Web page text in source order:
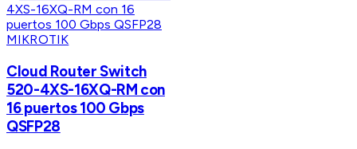
MIKROTIK
Cloud Router Switch
520-4XS-16XQ-RM con
16 puertos 100 Gbps
QSFP28